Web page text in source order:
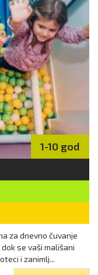
1-10 god
za dnevno čuvanje
se vaši mališani
i zanimlj...